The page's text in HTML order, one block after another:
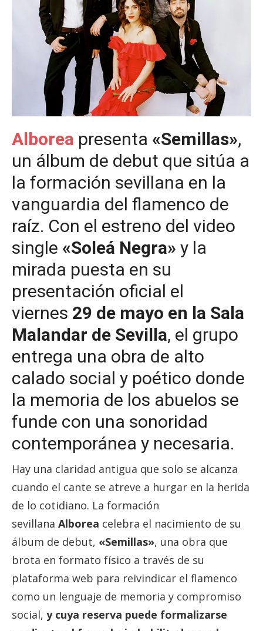
Alborea presenta «Semillas»,
un álbum de debut que sitúa a
la formación sevillana en la
vanguardia del flamenco de
raíz. Con el estreno del video
single «Soleá Negra» y la
mirada puesta en su
presentación oficial el
viernes 29 de mayo en la Sala
Malandar de Sevilla, el grupo
entrega una obra de alto
calado social y poético donde
la memoria de los abuelos se
funde con una sonoridad
contemporánea y necesaria.
Hay una claridad antigua que solo se alcanza
cuando el cante se atreve a hurgar en la herida
de lo cotidiano. La formación
sevillana Alborea celebra el nacimiento de su
álbum de debut, «Semillas», una obra que
brota en formato físico a través de su
plataforma web para reivindicar el flamenco
como un lenguaje de memoria y compromiso
social, y cuya reserva puede formalizarse